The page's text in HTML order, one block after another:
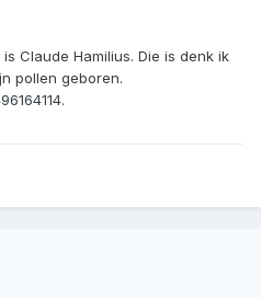
Claude Hamilius. Die is denk ik
pollen geboren.